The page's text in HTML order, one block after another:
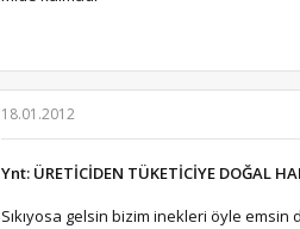
18.01.2012
Ynt: ÜRETİCİDEN TÜKETİCİYE DOĞAL
Sıkıyosa gelsin bizim inekleri öyle emsin